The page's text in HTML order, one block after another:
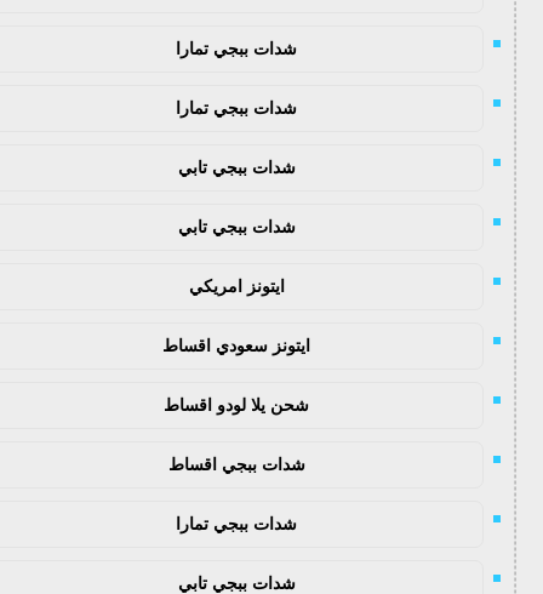
شدات ببجي تمارا
شدات ببجي تمارا
شدات ببجي تابي
شدات ببجي تابي
ايتونز امريكي
ايتونز سعودي اقساط
شحن يلا لودو اقساط
شدات ببجي اقساط
شدات ببجي تمارا
شدات ببجي تابي